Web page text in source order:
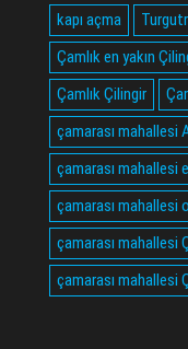
kapı açma
Çamlık en yakın
Çamlık Çilingir
çamarası mahallesi
çamarası mahallesi
çamarası mahallesi
çamarası mahallesi
çamarası mahallesi